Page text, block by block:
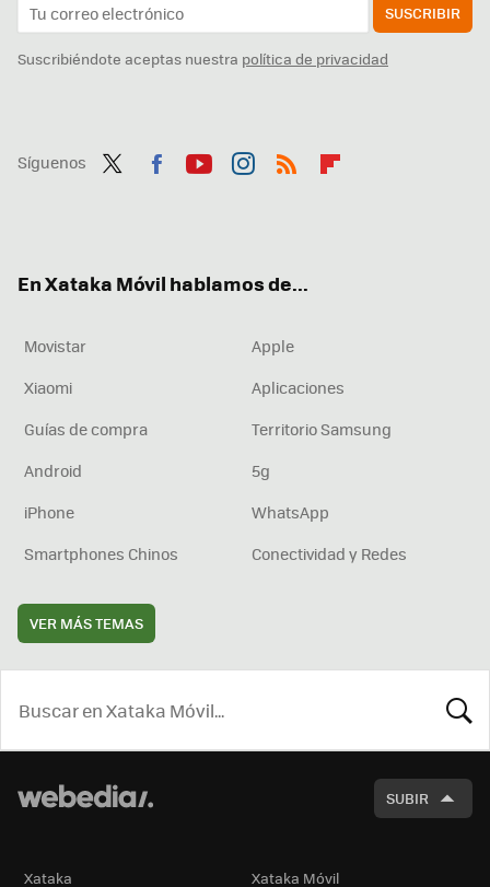
SUSCRIBIR
Suscribiéndote aceptas nuestra política de privacidad
Síguenos
En Xataka Móvil hablamos de...
Movistar
Apple
Xiaomi
Aplicaciones
Guías de compra
Territorio Samsung
Android
5g
iPhone
WhatsApp
Smartphones Chinos
Conectividad y Redes
VER MÁS TEMAS
SUBIR
Xataka Xataka Móvil